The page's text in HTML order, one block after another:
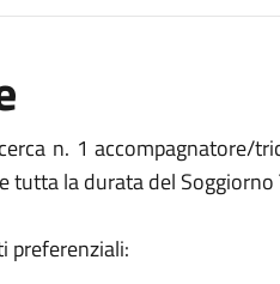
n. 1 accompagnatore/
tutta la durata del Soggiorno
preferenziali: